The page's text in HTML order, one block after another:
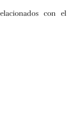
con el